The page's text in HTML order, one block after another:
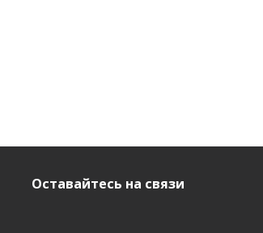
Оставайтесь на связи